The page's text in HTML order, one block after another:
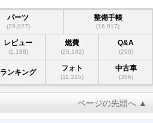
パーツ
(29,027)
整備手帳
(16,917)
レビュー
(1,188)
燃費
(29,182)
Q&A
(290)
ランキング フォト
(11,215)
中古車
(356)
ページの先頭へ ▲